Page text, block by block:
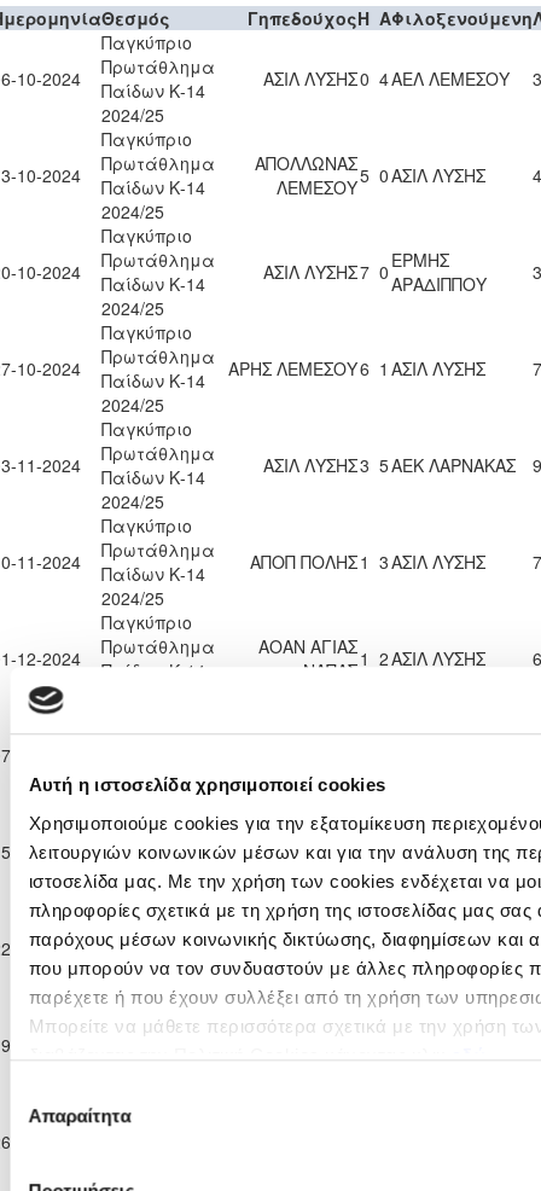
Αυτή η ιστοσελίδα χρησιμοποιεί cookies
Χρησιμοποιούμε cookies για την εξατομίκευση
λειτουργιών κοινωνικών μέσων και για την ανάλυση της
ιστοσελίδα μας. Με την χρήση των cookies ενδέχεται να
πληροφορίες σχετικά με τη χρήση της ιστοσελίδας μας
παρόχους μέσων κοινωνικής δικτύωσης, διαφημίσεων και
που μπορούν να τον συνδυαστούν με άλλες πληροφορίες
παρέχετε ή που έχουν συλλέξει από τη χρήση των
Μπορείτε να μάθετε περισσότερα σχετικά με την χρήση
συγκατάθεσης
Απαραίτητα
Θεσμός ΓηπεδούχοςH AΦιλοξενούμενη
10-2024
Παγκύπριο
Πρωτάθλημα
Παίδων Κ-14
2024/25
ΑΣΙΛ ΛΥΣΗΣ0 4ΑΕΛ ΛΕΜΕΣΟΥ
10-2024
Παγκύπριο
Πρωτάθλημα
Παίδων Κ-14
2024/25
ΑΠΟΛΛΩΝΑΣ
ΛΕΜΕΣΟΥ5 0ΑΣΙΛ ΛΥΣΗΣ
10-2024
Παγκύπριο
Πρωτάθλημα
Παίδων Κ-14
2024/25
ΑΣΙΛ ΛΥΣΗΣ7 0 ΕΡΜΗΣ
ΑΡΑΔΙΠΠΟΥ
10-2024
Παγκύπριο
Πρωτάθλημα
Παίδων Κ-14
2024/25
ΑΡΗΣ ΛΕΜΕΣΟΥ6 1 ΑΣΙΛ ΛΥΣΗΣ
11-2024
Παγκύπριο
Πρωτάθλημα
Παίδων Κ-14
2024/25
ΑΣΙΛ ΛΥΣΗΣ3 5ΑΕΚ ΛΑΡΝΑΚΑΣ
11-2024
Παγκύπριο
Πρωτάθλημα
Παίδων Κ-14
2024/25
ΑΠΟΠ ΠΟΛΗΣ1 3ΑΣΙΛ ΛΥΣΗΣ
12-2024
Παγκύπριο
Πρωτάθλημα
Παίδων Κ-14
ΑΟΑΝ ΑΓΙΑΣ
ΝΑΠΑΣ1 2ΑΣΙΛ ΛΥΣΗΣ
12-2024
2024/25
12-2024
Παγκύπριο
Πρωτάθλημα
Παίδων Κ-14
2024/25
ΑΣΙΛ ΛΥΣΗΣ1 2 ΝΕΑ ΣΑΛΑΜΙΝΑ
ΑΜΜΟΧΩΣΤΟΥ
12-2024
Παγκύπριο
Πρωτάθλημα
Παίδων Κ-14
2024/25
AKAMAS -
MANDRIA FC
2025
2 2 ΑΣΙΛ ΛΥΣΗΣ
01-2025
Παγκύπριο
Πρωτάθλημα
ΕΘΝΙΚΟΣ
01-2025
Πρωτάθλημα